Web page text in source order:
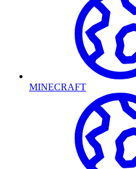
MINECRAFT